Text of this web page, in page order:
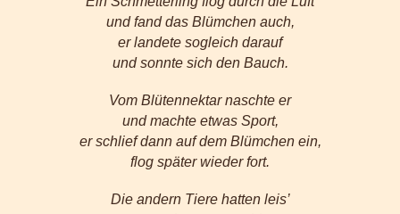
und fand das Blümchen auch,
er landete sogleich darauf
und sonnte sich den Bauch.
Vom Blütennektar naschte er
und machte etwas Sport,
er schlief dann auf dem Blümchen ein,
flog später wieder fort.
Die andern Tiere hatten leis’